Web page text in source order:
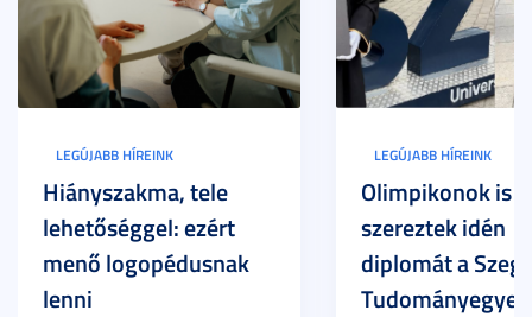
LEGÚJABB HÍREINK
Hiányszakma, tele
lehetőséggel: ezért
menő logopédusnak
lenni
LEGÚJABB HÍREINK
Olimpikonok is
szereztek idén
diplomát a